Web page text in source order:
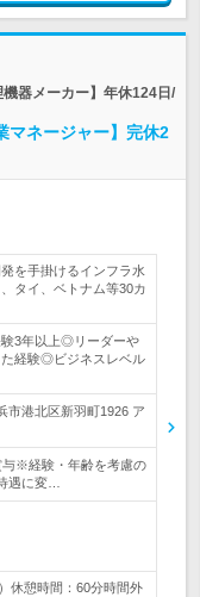
器メーカー】年休124日/
マネージャー】完休2
を手掛けるインフラ水
タイ、ベトナム等30カ
3年以上◎リーダーや
た経験◎ビジネスレベル
市港北区新羽町1926 ア
与※経験・年齢を考慮の
遇に変…
休憩時間：60分時間外